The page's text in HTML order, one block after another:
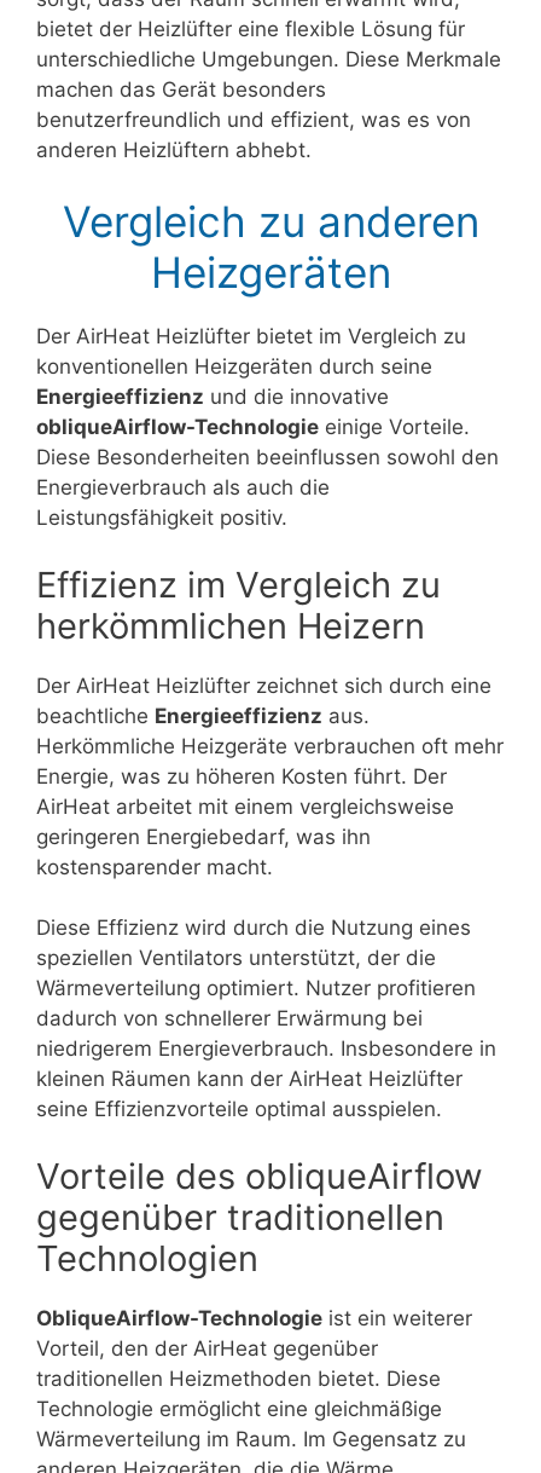
bietet der Heizlüfter eine flexible Lösung für
unterschiedliche Umgebungen. Diese Merkmale
machen das Gerät besonders
benutzerfreundlich und effizient, was es von
anderen Heizlüftern abhebt.
Vergleich zu anderen
Heizgeräten
Der AirHeat Heizlüfter bietet im Vergleich zu
konventionellen Heizgeräten durch seine
Energieeffizienz und die innovative
obliqueAirflow-Technologie einige Vorteile.
Diese Besonderheiten beeinflussen sowohl den
Energieverbrauch als auch die
Leistungsfähigkeit positiv.
Effizienz im Vergleich zu
herkömmlichen Heizern
Der AirHeat Heizlüfter zeichnet sich durch eine
beachtliche Energieeffizienz aus.
Herkömmliche Heizgeräte verbrauchen oft mehr
Energie, was zu höheren Kosten führt. Der
AirHeat arbeitet mit einem vergleichsweise
geringeren Energiebedarf, was ihn
kostensparender macht.
Diese Effizienz wird durch die Nutzung eines
speziellen Ventilators unterstützt, der die
Wärmeverteilung optimiert. Nutzer profitieren
dadurch von schnellerer Erwärmung bei
niedrigerem Energieverbrauch. Insbesondere in
kleinen Räumen kann der AirHeat Heizlüfter
seine Effizienzvorteile optimal ausspielen.
Vorteile des obliqueAirflow
gegenüber traditionellen
Technologien
ObliqueAirflow-Technologie ist ein weiterer
Vorteil, den der AirHeat gegenüber
traditionellen Heizmethoden bietet. Diese
Technologie ermöglicht eine gleichmäßige
Wärmeverteilung im Raum. Im Gegensatz zu